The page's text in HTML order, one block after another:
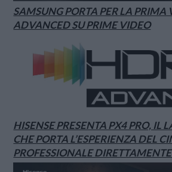
SAMSUNG PORTA PER LA PRIMA
ADVANCED SU PRIME VIDEO
HISENSE PRESENTA PX4 PRO, IL
CHE PORTA L’ESPERIENZA DEL
PROFESSIONALE